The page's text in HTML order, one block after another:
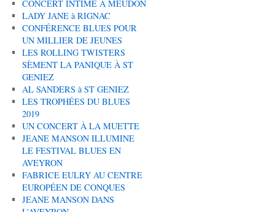
CONCERT INTIME À MEUDON
LADY JANE à RIGNAC
CONFÉRENCE BLUES POUR
UN MILLIER DE JEUNES
LES ROLLING TWISTERS
SÈMENT LA PANIQUE À ST
GENIEZ
AL SANDERS à ST GENIEZ
LES TROPHÉES DU BLUES
2019
UN CONCERT À LA MUETTE
JEANE MANSON ILLUMINE
LE FESTIVAL BLUES EN
AVEYRON
FABRICE EULRY AU CENTRE
EUROPÉEN DE CONQUES
JEANE MANSON DANS